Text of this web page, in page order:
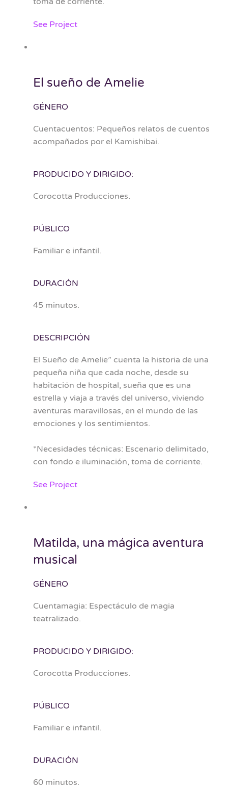
See Project
El sueño de Amelie
GÉNERO
Cuentacuentos: Pequeños relatos de cuentos
acompañados por el Kamishibai.
PRODUCIDO Y DIRIGIDO:
Corocotta Producciones.
PÚBLICO
Familiar e infantil.
DURACIÓN
45 minutos.
DESCRIPCIÓN
El Sueño de Amelie” cuenta la historia de una
pequeña niña que cada noche, desde su
habitación de hospital, sueña que es una
estrella y viaja a través del universo, viviendo
aventuras maravillosas, en el mundo de las
emociones y los sentimientos.
*Necesidades técnicas: Escenario delimitado,
con fondo e iluminación, toma de corriente.
See Project
Matilda, una mágica aventura
musical
GÉNERO
Cuentamagia: Espectáculo de magia
teatralizado.
PRODUCIDO Y DIRIGIDO:
Corocotta Producciones.
PÚBLICO
Familiar e infantil.
DURACIÓN
60 minutos.